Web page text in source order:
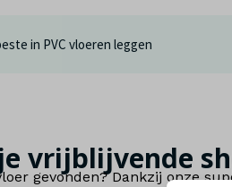
in PVC vloeren leggen
vrijblijvende
gevonden? Dankzij onze